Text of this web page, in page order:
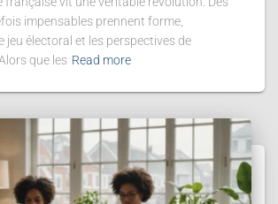
impensables prennent forme,
jeu électoral et les perspectives de
que les Read more